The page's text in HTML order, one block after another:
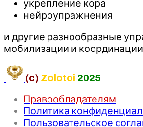
укрепление кора
нейроупражнения
и другие разнообразные
мобилизации и
(c) Zolotoi 2025
Правообладателям
Политика
Пользовательское